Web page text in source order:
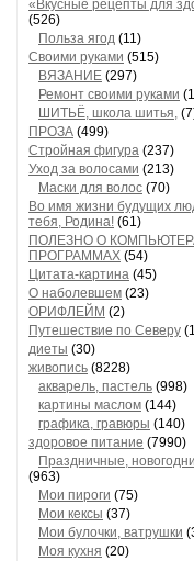
«Вкусные рецепты для
(526)
Польза ягод (11)
Своими руками (515)
ВЯЗАНИЕ (297)
Ремонт своими руками
ШИТЬЁ, школа шитья,
ПРОЗА (499)
Стройная фигура (237)
Уход за волосами (213)
Маски для волос (70)
Во имя жизни будущих
тебя, Родина! (61)
ПОЛЕЗНО О
ПРОГРАММАХ (54)
Цитата-картина (45)
О наболевшем (23)
ОРИФЛЕЙМ (2)
Путешествие по Северу
диеты (30)
живопись (8228)
акварель, пастель (998)
картины маслом (144)
графика, гравюры (140)
здоровое питание (7990)
Праздничные,
(963)
Мои пироги (75)
Мои кексы (37)
Мои булочки, ватрушки
Моя кухня (20)